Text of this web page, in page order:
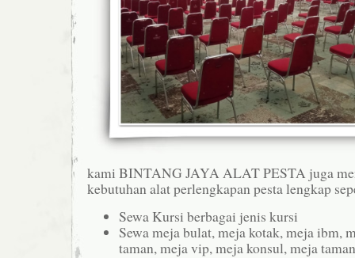
kami BINTANG JAYA ALAT PESTA juga
kebutuhan alat perlengkapan pesta lengkap
Sewa Kursi berbagai jenis kursi
Sewa meja bulat, meja kotak, meja ibm,
taman, meja vip, meja konsul, meja